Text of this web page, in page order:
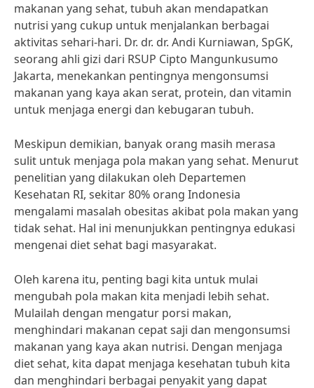
makanan yang sehat, tubuh akan mendapatkan
nutrisi yang cukup untuk menjalankan berbagai
aktivitas sehari-hari. Dr. dr. dr. Andi Kurniawan, SpGK,
seorang ahli gizi dari RSUP Cipto Mangunkusumo
Jakarta, menekankan pentingnya mengonsumsi
makanan yang kaya akan serat, protein, dan vitamin
untuk menjaga energi dan kebugaran tubuh.
Meskipun demikian, banyak orang masih merasa
sulit untuk menjaga pola makan yang sehat. Menurut
penelitian yang dilakukan oleh Departemen
Kesehatan RI, sekitar 80% orang Indonesia
mengalami masalah obesitas akibat pola makan yang
tidak sehat. Hal ini menunjukkan pentingnya edukasi
mengenai diet sehat bagi masyarakat.
Oleh karena itu, penting bagi kita untuk mulai
mengubah pola makan kita menjadi lebih sehat.
Mulailah dengan mengatur porsi makan,
menghindari makanan cepat saji dan mengonsumsi
makanan yang kaya akan nutrisi. Dengan menjaga
diet sehat, kita dapat menjaga kesehatan tubuh kita
dan menghindari berbagai penyakit yang dapat